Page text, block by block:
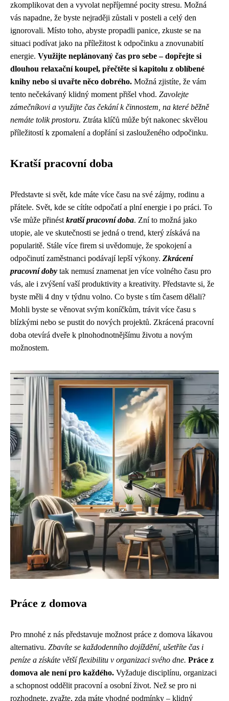
zkomplikovat den a vyvolat nepříjemné pocity stresu. Možná
vás napadne, že byste nejraději zůstali v posteli a celý den
ignorovali. Místo toho, abyste propadli panice, zkuste se na
situaci podívat jako na příležitost k odpočinku a znovunabití
energie. Využijte neplánovaný čas pro sebe – dopřejte si
dlouhou relaxační koupel, přečtěte si kapitolu z oblíbené
knihy nebo si uvařte něco dobrého. Možná zjistíte, že vám
tento nečekávaný klidný moment přišel vhod. Zavolejte
zámečníkovi a využijte čas čekání k činnostem, na které běžně
nemáte tolik prostoru. Ztráta klíčů může být nakonec skvělou
příležitostí k zpomalení a dopřání si zaslouženého odpočinku.
Kratší pracovní doba
Představte si svět, kde máte více času na své zájmy, rodinu a
přátele. Svět, kde se cítíte odpočatí a plní energie i po práci. To
vše může přinést kratší pracovní doba. Zní to možná jako
utopie, ale ve skutečnosti se jedná o trend, který získává na
popularitě. Stále více firem si uvědomuje, že spokojení a
odpočinutí zaměstnanci podávají lepší výkony. Zkrácení
pracovní doby tak nemusí znamenat jen více volného času pro
vás, ale i zvýšení vaší produktivity a kreativity. Představte si, že
byste měli 4 dny v týdnu volno. Co byste s tím časem dělali?
Mohli byste se věnovat svým koníčkům, trávit více času s
blízkými nebo se pustit do nových projektů. Zkrácená pracovní
doba otevírá dveře k plnohodnotnějšímu životu a novým
možnostem.
Práce z domova
Pro mnohé z nás představuje možnost práce z domova lákavou
alternativu. Zbavíte se každodenního dojíždění, ušetříte čas i
peníze a získáte větší flexibilitu v organizaci svého dne. Práce z
domova ale není pro každého. Vyžaduje disciplínu, organizaci
a schopnost oddělit pracovní a osobní život. Než se pro ni
rozhodnete, zvažte, zda máte vhodné podmínky – klidný